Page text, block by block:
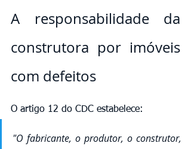
A responsabilidade da
construtora por imóveis
com defeitos
O artigo 12 do CDC estabelece:
"O fabricante, o produtor, o construtor,